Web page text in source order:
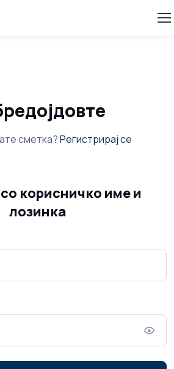
сметка?Регистрирај се
корисничко име и
лозинка